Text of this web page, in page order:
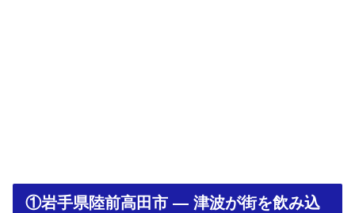
①岩手県陸前高田市 ― 津波が街を飲み込